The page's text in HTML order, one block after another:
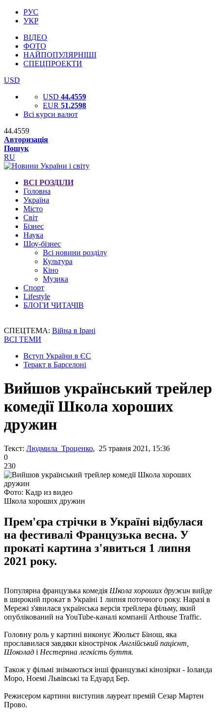
РУС
УКР
ВІДЕО
ФОТО
НАЙПОПУЛЯРНІШІ
СПЕЦПРОЕКТИ
USD
USD 44.4559
EUR 51.2598
Всі курси валют
44.4559
Авторизація
Пошук
RU
ВСІ РОЗДІЛИ
Головна
Україна
Місто
Світ
Бізнес
Наука
Шоу-бізнес
Всі новини розділу
Культура
Кіно
Музика
Спорт
Lifestyle
БЛОГИ ЧИТАЧІВ
СПЕЦТЕМА: Війна в Ірані
ВСІ ТЕМИ
Вступ України в ЄС
Теракт в Барселоні
Вийшов український трейлер
комедії Школа хороших
дружин
Текст: Людмила Троценко, 25 травня 2021, 15:36
0
230
Фото: Кадр из видео
Школа хороших дружин
Прем'єра стрічки в Україні відбулася
на фестивалі Французька весна. У
прокаті картина з'явиться 1 липня
2021 року.
Популярна французька комедія Школа хороших дружин вийде
в широкий прокат в Україні 1 липня поточного року. Наразі в
Мережі з'явилася українська версія трейлера фільму, який
опублікований на YouTube-каналі компанії Arthouse Traffic.
Головну роль у картині виконує Жюльєт Бінош, яка
прославилася завдяки кінострічок Англійський пацієнт,
Шоколад і Нестерпна легкість буття.
Також у фільмі знімаються інші французькі кінозірки - Іоланда
Моро, Ноемі Львівські та Едуард Бер.
Режисером картини виступив лауреат премій Сезар Мартен
Прово.